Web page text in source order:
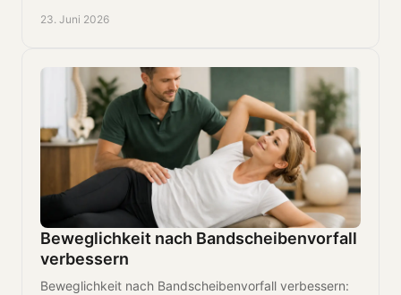
23. Juni 2026
Beweglichkeit nach Bandscheibenvorfall
verbessern
Beweglichkeit nach Bandscheibenvorfall verbessern: